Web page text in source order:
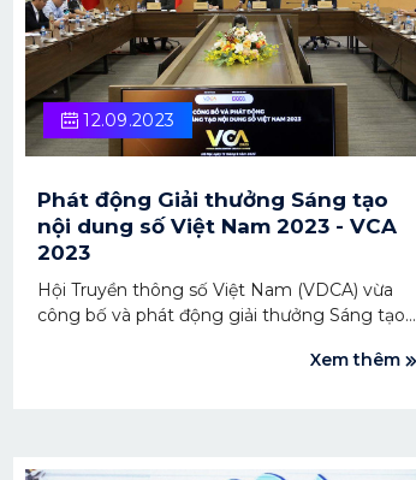
12.09.2023
Phát động Giải thưởng Sáng tạo
nội dung số Việt Nam 2023 - VCA
2023
Hội Truyền thông số Việt Nam (VDCA) vừa
công bố và phát động giải thưởng Sáng tạo
đầu tiên tại Việt Nam có giải thưởng dành
Xem thêm